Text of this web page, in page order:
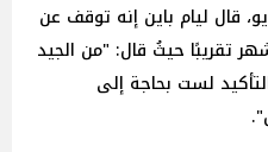
قال ليام باين إنه توقف عن
تقريبًا حيثُ قال: "من الجيد
لست بحاجة إلى